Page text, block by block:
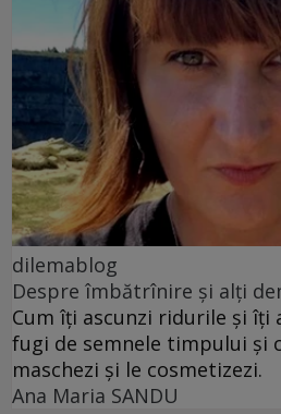
dilemablog
Despre îmbătrînire și alți
Cum îți ascunzi ridurile și îți
fugi de semnele timpului și
maschezi și le cosmetizezi.
Ana Maria SANDU